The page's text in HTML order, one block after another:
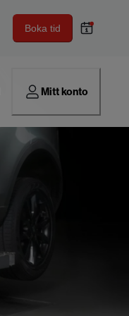
Boka tid
Mitt konto